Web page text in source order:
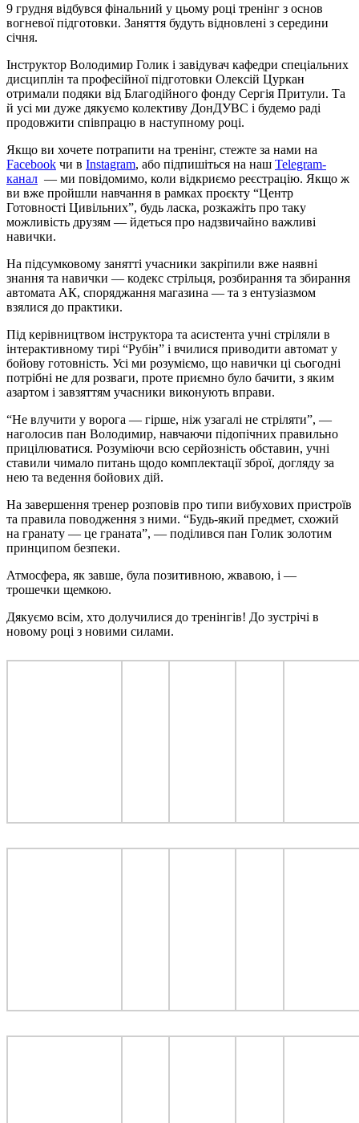
9 грудня відбувся фінальний у цьому році тренінг з основ
вогневої підготовки. Заняття будуть відновлені з середини
січня.
Інструктор Володимир Голик і завідувач кафедри спеціальних
дисциплін та професійної підготовки Олексій Цуркан
отримали подяки від Благодійного фонду Сергія Притули. Та
й усі ми дуже дякуємо колективу ДонДУВС і будемо раді
продовжити співпрацю в наступному році.
Якщо ви хочете потрапити на тренінг, стежте за нами на
Facebook чи в Instagram, або підпишіться на наш Telegram-
канал — ми повідомимо, коли відкриємо реєстрацію. Якщо ж
ви вже пройшли навчання в рамках проєкту “Центр
Готовності Цивільних”, будь ласка, розкажіть про таку
можливість друзям — йдеться про надзвичайно важливі
навички.
На підсумковому занятті учасники закріпили вже наявні
знання та навички — кодекс стрільця, розбирання та збирання
автомата АК, споряджання магазина — та з ентузіазмом
взялися до практики.
Під керівництвом інструктора та асистента учні стріляли в
інтерактивному тирі “Рубін” і вчилися приводити автомат у
бойову готовність. Усі ми розуміємо, що навички ці сьогодні
потрібні не для розваги, проте приємно було бачити, з яким
азартом і завзяттям учасники виконують вправи.
“Не влучити у ворога — гірше, ніж узагалі не стріляти”, —
наголосив пан Володимир, навчаючи підопічних правильно
прицілюватися. Розуміючи всю серйозність обставин, учні
ставили чимало питань щодо комплектації зброї, догляду за
нею та ведення бойових дій.
На завершення тренер розповів про типи вибухових пристроїв
та правила поводження з ними. “Будь-який предмет, схожий
на гранату — це граната”, — поділився пан Голик золотим
принципом безпеки.
Атмосфера, як завше, була позитивною, жвавою, і —
трошечки щемкою.
Дякуємо всім, хто долучилися до тренінгів! До зустрічі в
новому році з новими силами.